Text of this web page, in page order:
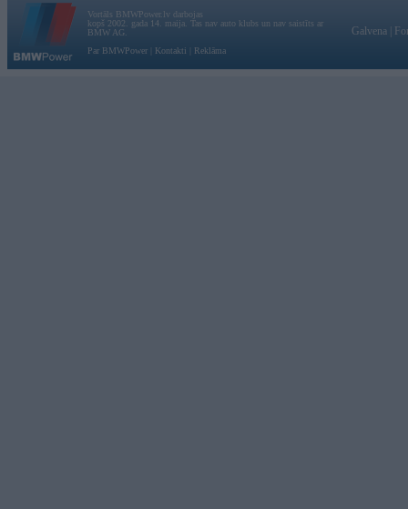
Vortāls BMWPower.lv darbojas
kopš 2002. gada 14. maija. Tas nav auto klubs un nav saistīts ar
BMW AG.
Par BMWPower
Kontakti Reklāma
Galvena